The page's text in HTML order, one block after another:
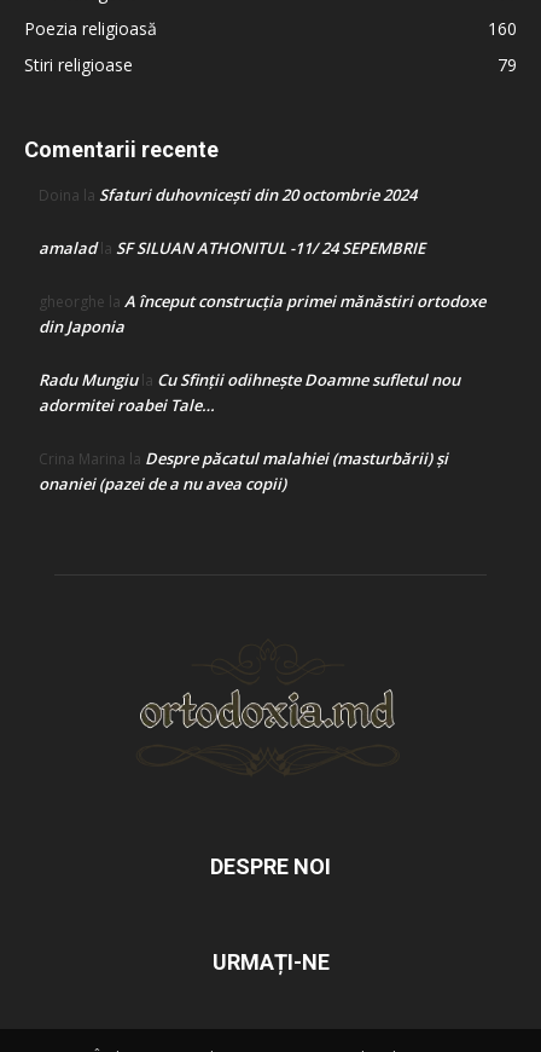
Poezia religioasă
160
Stiri religioase
79
Comentarii recente
Doina la Sfaturi duhovnicești din 20 octombrie 2024
amaladla SF SILUAN ATHONITUL -11/ 24 SEPEMBRIE
gheorghe la A început construcţia primei mănăstiri ortodoxe
din Japonia
Radu Mungiula Cu Sfinții odihnește Doamne sufletul nou
adormitei roabei Tale…
Crina Marina la Despre păcatul malahiei (masturbării) şi
onaniei (pazei de a nu avea copii)
DESPRE NOI
URMAȚI-NE